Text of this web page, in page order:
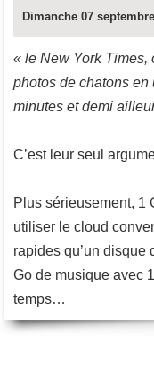
Dimanche 07
« le New York Times,
photos de chatons
minutes et demi
C’est leur seul
Plus sérieusement, 1
utiliser le cloud
rapides qu’un disque
Go de musique avec
temps…